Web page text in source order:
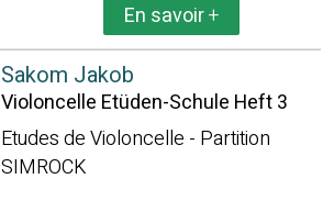
En savoir+
Sakom Jakob
Violoncelle Etüden-Schule Heft 3
Etudes de Violoncelle - Partition
SIMROCK